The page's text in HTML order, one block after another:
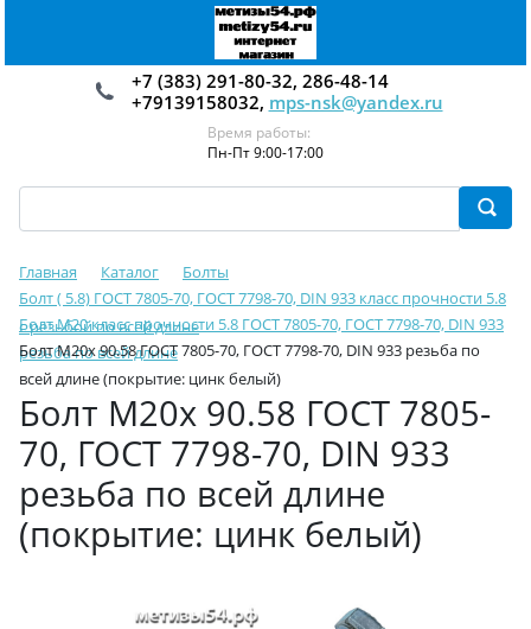
+7 (383) 291-80-32, 286-48-14
+79139158032, mps-nsk@yandex.ru
Время работы:
Пн-Пт 9:00-17:00
Главная Каталог
Болты
Болт ( 5.8) ГОСТ 7805-70, ГОСТ 7798-70, DIN 933 класс прочности 5.8
с резьбой по всей длине
Болт М20 класс прочности 5.8 ГОСТ 7805-70, ГОСТ 7798-70, DIN 933
резьба по всей длине
Болт М20х 90.58 ГОСТ 7805-70, ГОСТ 7798-70, DIN 933 резьба по
всей длине (покрытие: цинк белый)
Болт М20х 90.58 ГОСТ 7805-
70, ГОСТ 7798-70, DIN 933
резьба по всей длине
(покрытие: цинк белый)